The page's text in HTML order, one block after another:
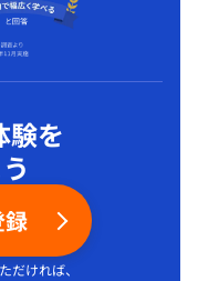
験を
ければ、